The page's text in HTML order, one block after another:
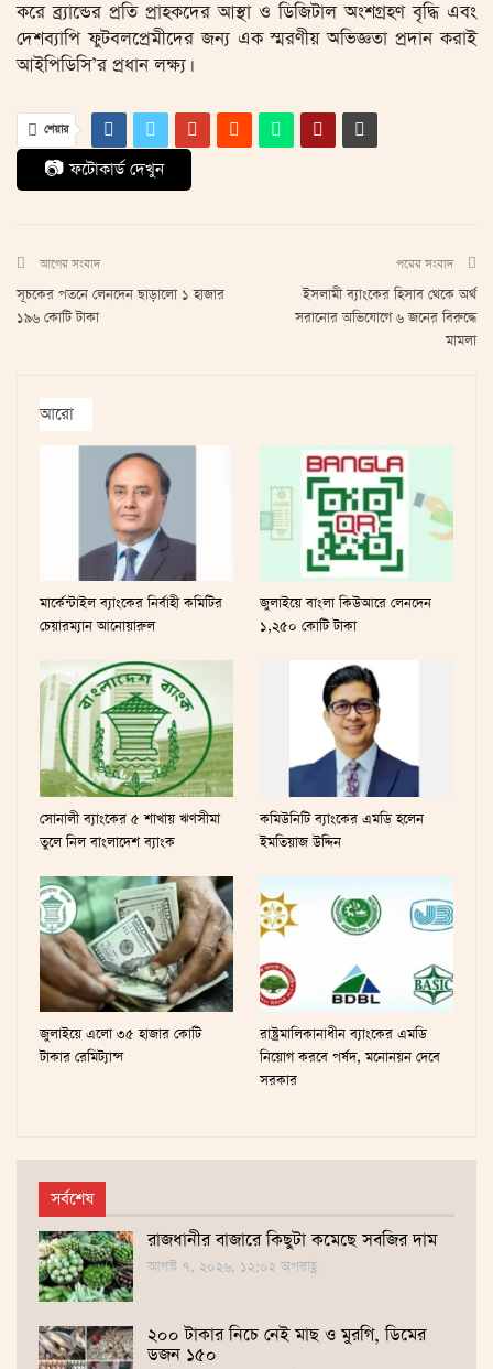
করে ব্র্যান্ডের প্রতি প্রাহকদের আস্থা ও ডিজিটাল অংশগ্রহণ বৃদ্ধি এবং
দেশব্যাপি ফুটবলপ্রেমীদের জন্য এক স্মরণীয় অভিজ্ঞতা প্রদান করাই
আইপিডিসি’র প্রধান লক্ষ্য।
শেয়ার
📷 ফটোকার্ড দেখুন
আগের সংবাদ
সূচকের পতনে লেনদেন ছাড়ালো ১ হাজার
১৯৬ কোটি টাকা
পরের সংবাদ
ইসলামী ব্যাংকের হিসাব থেকে অর্থ
সরানোর অভিযোগে ৬ জনের বিরুদ্ধে
মামলা
আরো
মার্কেন্টাইল ব্যাংকের নির্বাহী কমিটির
চেয়ারম্যান আনোয়ারুল
জুলাইয়ে বাংলা কিউআরে লেনদেন
১,২৫০ কোটি টাকা
সোনালী ব্যাংকের ৫ শাখায় ঋণসীমা
তুলে নিল বাংলাদেশ ব্যাংক
কমিউনিটি ব্যাংকের এমডি হলেন
ইমতিয়াজ উদ্দিন
জুলাইয়ে এলো ৩৫ হাজার কোটি
টাকার রেমিট্যান্স
রাষ্ট্রমালিকানাধীন ব্যাংকের এমডি
নিয়োগ করবে পর্ষদ, মনোনয়ন দেবে
সরকার
সর্বশেষ
রাজধানীর বাজারে কিছুটা কমেছে সবজির দাম
আগস্ট ৭, ২০২৬, ১২:০২ অপরাহ্ণ
২০০ টাকার নিচে নেই মাছ ও মুরগি, ডিমের
ডজন ১৫০